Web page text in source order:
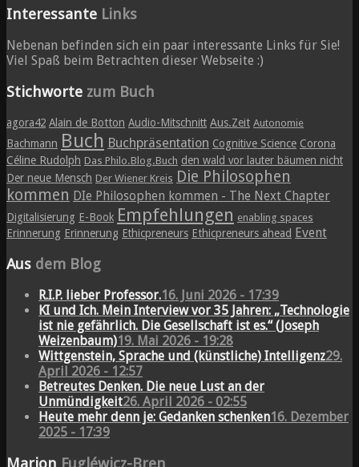
Interessante Links
Nebenan befinden sich ein paar interessante Links für Sie!
Viel Spaß beim Betrachten dieser Webseite :)
Stichworte zum Buch
agora42 Alain de Botton Audio-Mitschnitt Aus.Zeit Autonomie
Bachmann Buch Buchpräsentation Cognitive Science Corona
Céline Rudolph Das Philo.Blog.Buch den wald vor lauter bäumen nicht
Der neue Mensch Der Wiener Kreis Die Philosophen
kommen DIe Philosophen kommen - The Next Chapter
Digitalisierung E-Book Empfehlungen enabling spaces
Erinnerung Erinnerung Ethicpreneurs Ethicpreneurs ahead Event
Aus dem Blog
R.I.P. lieber Professor.16. Juni 2026 - 17:39
KI und Ich. Mein Interview vor 35 Jahren: „Technologie
ist nie gefährlich. Die Gesellschaft ist es.“ (Joseph
Weizenbaum)19. Mai 2026 - 19:28
Wittgenstein, Sprache und (künstliche) Intelligenz29.
April 2026 - 12:57
Betreutes Denken. Die neue Lust an der
Unmündigkeit26. April 2026 - 02:55
Heute mehr denn je: Gedanken schenken16. Dezember
2025 - 17:39
Marion Fugléwicz-Bren